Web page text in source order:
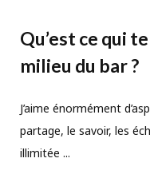
Qu’est ce qui
milieu du bar ?
J’aime énormément
partage, le savoir, les
illimitée ...